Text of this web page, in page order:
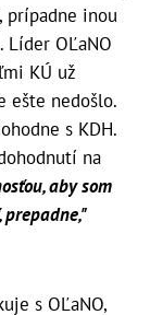
prípadne inou
OĽaNO
KÚ už
ešte nedošlo.
s KDH.
na
aby som
s OĽaNO,